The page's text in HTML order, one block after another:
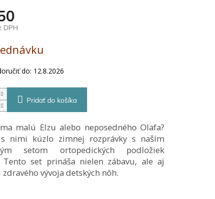
je
5,0
z
hviezdičiek.
DPH
do: 12.8.2026
Pridať do košíka
malú Elzu alebo neposedného Olafa?
s nimi kúzlo zimnej rozprávky s naším
setom ortopedických podložiek
Tento set prináša nielen zábavu, ale aj
vývoja detských nôh.